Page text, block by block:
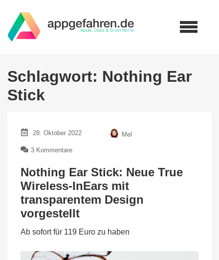
Schlagwort: Nothing Ear
Stick
28. Oktober 2022 Mel
3 Kommentare
Ear
Stick:
Neue
True
Wireless-
InEars
transparentem
vorgestellt
Nothing Ear Stick: Neue True
Wireless-InEars mit
transparentem Design
vorgestellt
Ab sofort für 119 Euro zu haben